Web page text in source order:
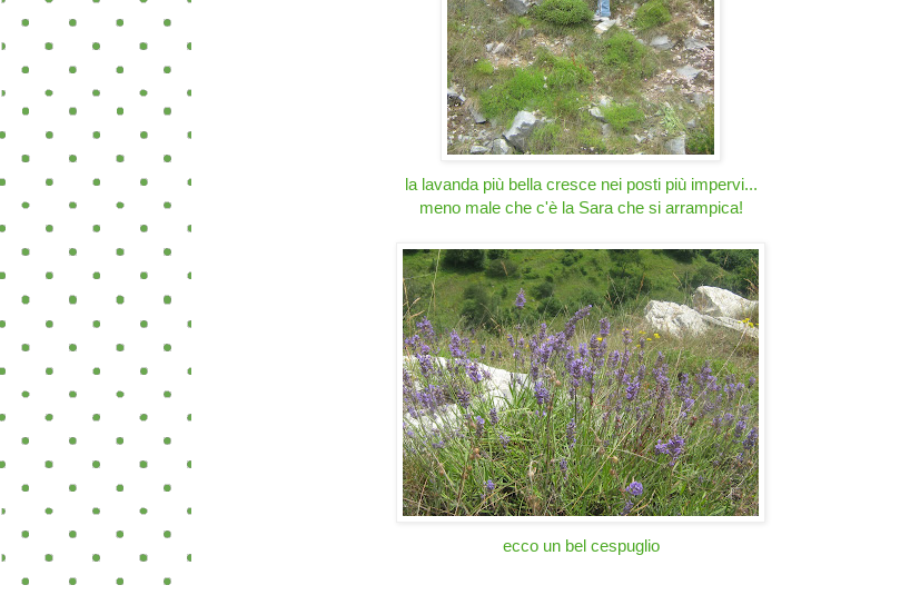
la lavanda più bella cresce nei posti più impervi...
meno male che c'è la Sara che si arrampica!
ecco un bel cespuglio